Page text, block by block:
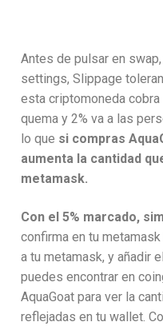
Antes de pulsar en
settings, Slippage
esta criptomoneda cobra
quema y 2% va a las
lo que si compras
aumenta la cantidad
metamask.
Con el 5% marcado,
confirma en tu
a tu metamask, y añadir
puedes encontrar en
AquaGoat para ver la
reflejadas en tu wallet.